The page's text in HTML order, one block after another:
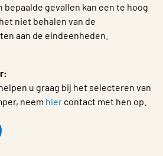
gevallen kan een te hoog
niet behalen van de
aan de eindeenheden.
u graag bij het selecteren van
neem hier contact met hen op.